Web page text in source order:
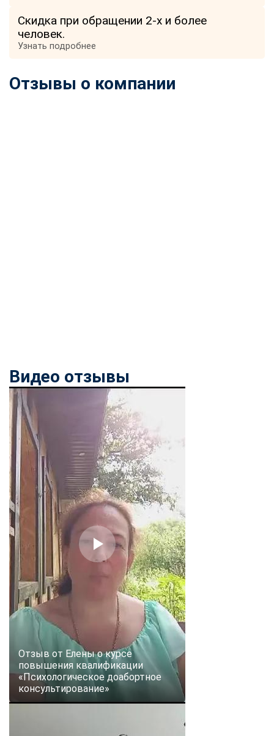
Скидка при обращении 2-х и более
человек.
Узнать подробнее
Отзывы о компании
Видео отзывы
Отзыв от Елены о курсе
повышения квалификации
«Психологическое доабортное
консультирование»